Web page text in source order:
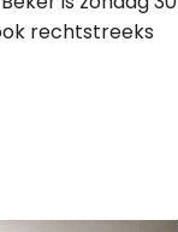
rechtstreeks